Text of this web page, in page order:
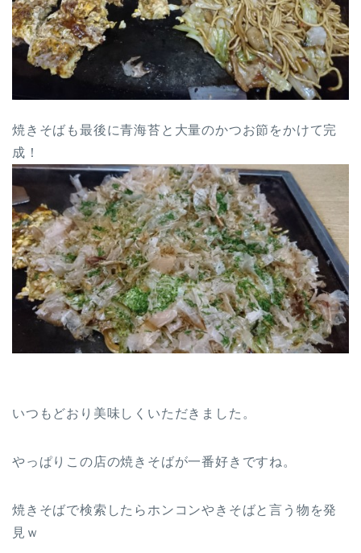
焼きそばも最後に青海苔と大量のかつお節をかけて完
成！
いつもどおり美味しくいただきました。
やっぱりこの店の焼きそばが一番好きですね。
焼きそばで検索したらホンコンやきそばと言う物を発
見ｗ